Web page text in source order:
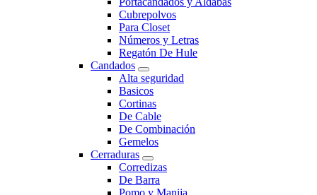
Cubrepolvos
Para Closet
Números y Letras
Regatón De Hule
Candados
Alta seguridad
Basicos
Cortinas
De Cable
De Combinación
Gemelos
Cerraduras
Corredizas
De Barra
Pomo y Manija